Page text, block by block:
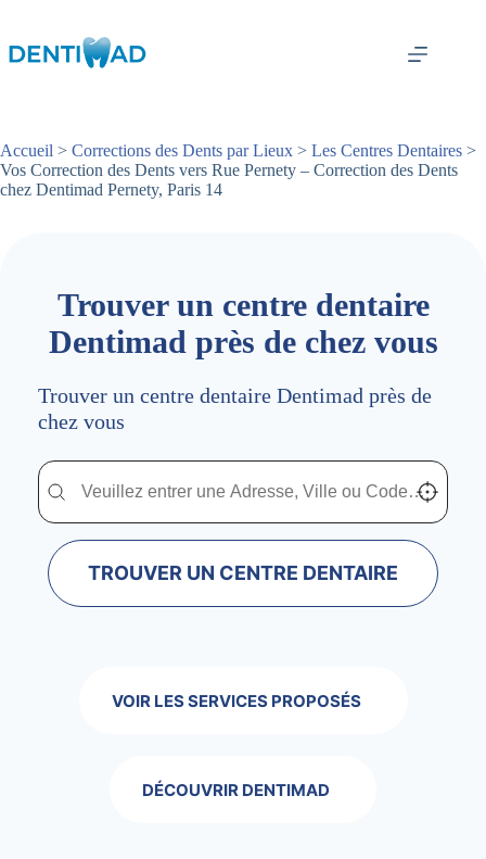
contenu
Accueil > Corrections des Dents par Lieux > Les Centres Dentaires >
Vos Correction des Dents vers Rue Pernety – Correction des Dents
chez Dentimad Pernety, Paris 14
Trouver un centre dentaire
Dentimad près de chez vous
Trouver un centre dentaire Dentimad près de
chez vous
Trouver un centre dentaire Dentimad près de
Trouver un centre dentaire Dentimad près de chez vous Localisez-
TROUVER UN CENTRE DENTAIRE
VOIR LES SERVICES PROPOSÉS
DÉCOUVRIR DENTIMAD